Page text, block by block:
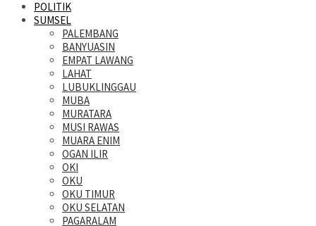
POLITIK
SUMSEL
PALEMBANG
BANYUASIN
EMPAT LAWANG
LAHAT
LUBUKLINGGAU
MUBA
MURATARA
MUSI RAWAS
MUARA ENIM
OGAN ILIR
OKI
OKU
OKU TIMUR
OKU SELATAN
PAGARALAM